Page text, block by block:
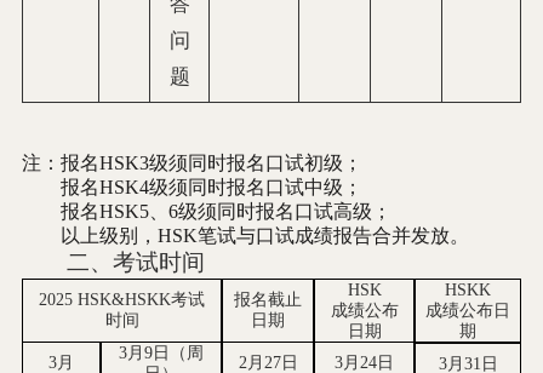
问
题
注：报名HSK3级须同时报名口试初级；
报名HSK4级须同时报名口试中级；
报名HSK5 6级须同时报名口试高级；
以上级别， HSK笔试与口试成绩报告合并发放。
二、考试时间
2025 HSK&HSKK考试
时间
报名截止
日期
HSK
成绩公布
日期
HSKK
成绩公布日
期
3月
3月 9 日（周
2月 27日 3月 24 日 3月 31 日